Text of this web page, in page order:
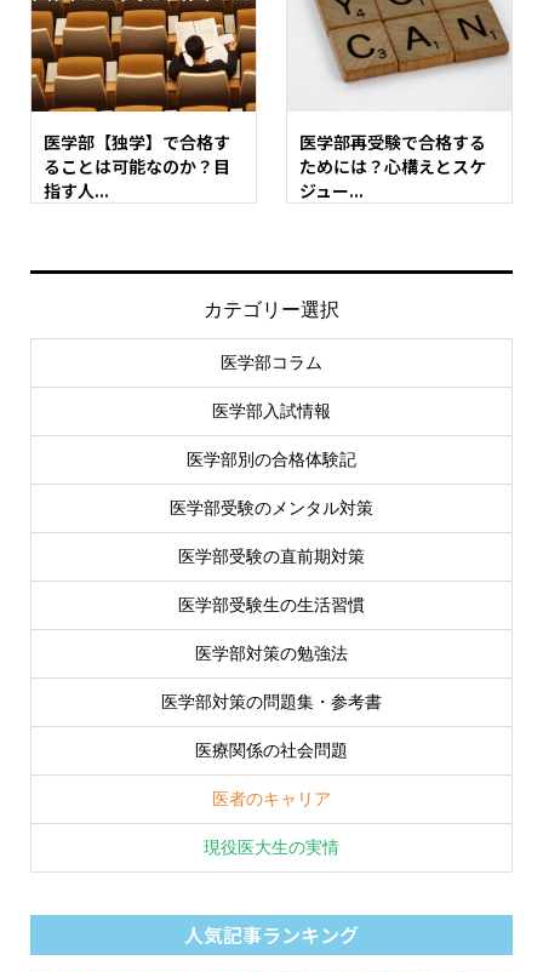
医学部【独学】で合格す
ることは可能なのか？目
指す人...
医学部再受験で合格する
ためには？心構えとスケ
ジュー...
カテゴリー選択
医学部コラム
医学部入試情報
医学部別の合格体験記
医学部受験のメンタル対策
医学部受験の直前期対策
医学部受験生の生活習慣
医学部対策の勉強法
医学部対策の問題集・参考書
医療関係の社会問題
医者のキャリア
現役医大生の実情
人気記事ランキング